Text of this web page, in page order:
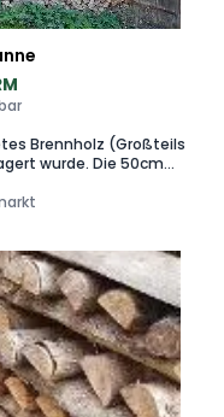
Brennholz (Großteils
wurde. Die 50cm
in meine weiteren